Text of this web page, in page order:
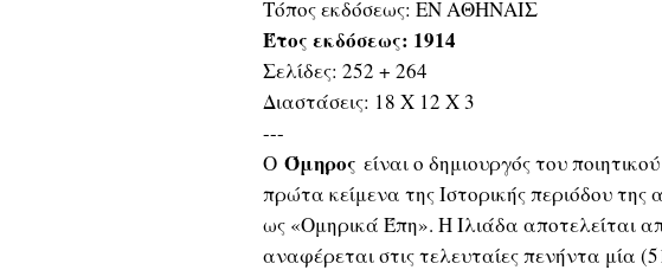
Τόπος εκδόσεως: ΕΝ ΑΘΗΝΑΙΣ
Έτος εκδόσεως: 1914
Σελίδες: 252 + 264
Διαστάσεις: 18 Χ 12 Χ 3
---
Ο Όμηρος είναι ο δημιουργός του
πρώτα κείμενα της Ιστορικής περιόδου
ως «Ομηρικά Έπη». Η Ιλιάδα αποτελείται
αναφέρεται στις τελευταίες πενήντα μία